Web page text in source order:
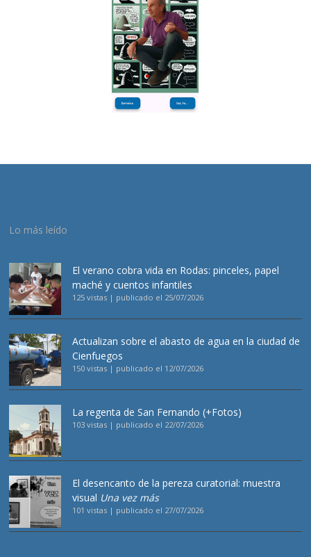
Lo más leído
El verano cobra vida en Rodas: pinceles, papel
maché y cuentos infantiles
125 vistas | publicado el 25/07/2026
Actualizan sobre el abasto de agua en la ciudad de
Cienfuegos
150 vistas | publicado el 12/07/2026
La regenta de San Fernando (+Fotos)
103 vistas | publicado el 22/07/2026
El desencanto de la pereza curatorial: muestra
visual Una vez más
101 vistas | publicado el 27/07/2026